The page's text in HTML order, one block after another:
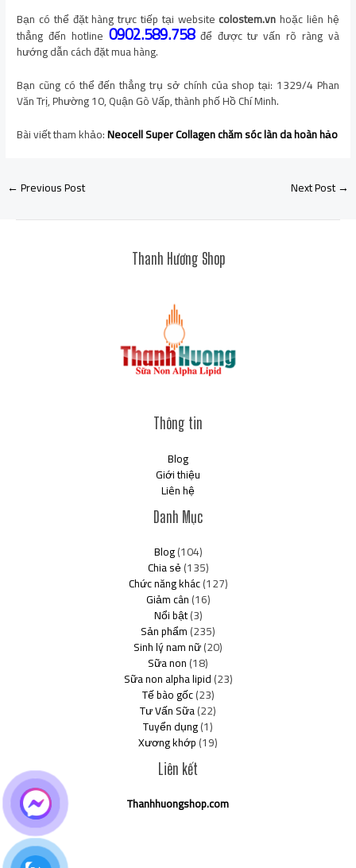
Bạn có thể đặt hàng trực tiếp tại website colostem.vnhoặc liên hệ
thẳng đến hotline 0902.589.758để được tư vấn rõ ràng và
hướng dẫn cách đặt mua hàng.
Bạn cũng có thể đến thẳng trụ sở chính của shop tại: 1329/4 Phan
Văn Trị, Phường 10, Quận Gò Vấp, thành phố Hồ Chí Minh.
Bài viết tham khảo:Neocell Super Collagen chăm sóc làn da hoàn hảo
←Previous Post Next Post→
Thanh Hương Shop
Thông tin
Blog
Giới thiệu
Liên hệ
Danh Mục
Blog(104)
Chia sẻ(135)
Chức năng khác(127)
Giảm cân(16)
Nổi bật(3)
Sản phẩm(235)
Sinh lý nam nữ(20)
Sữa non(18)
Sữa non alpha lipid(23)
Tế bào gốc(23)
Tư Vấn Sữa(22)
Tuyển dụng(1)
Xương khớp(19)
Liên kết
Thanhhuongshop.com